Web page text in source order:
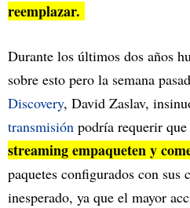
reemplazar.
Durante los últimos dos años
sobre esto pero la semana
Discovery, David Zaslav,
transmisión podría requerir que
streaming empaqueten y
paquetes configurados con sus
inesperado, ya que el mayor